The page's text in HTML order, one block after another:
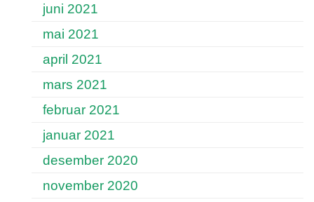
juni 2021
mai 2021
april 2021
mars 2021
februar 2021
januar 2021
desember 2020
november 2020